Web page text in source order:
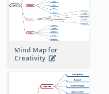
Mind Map for
Creativity